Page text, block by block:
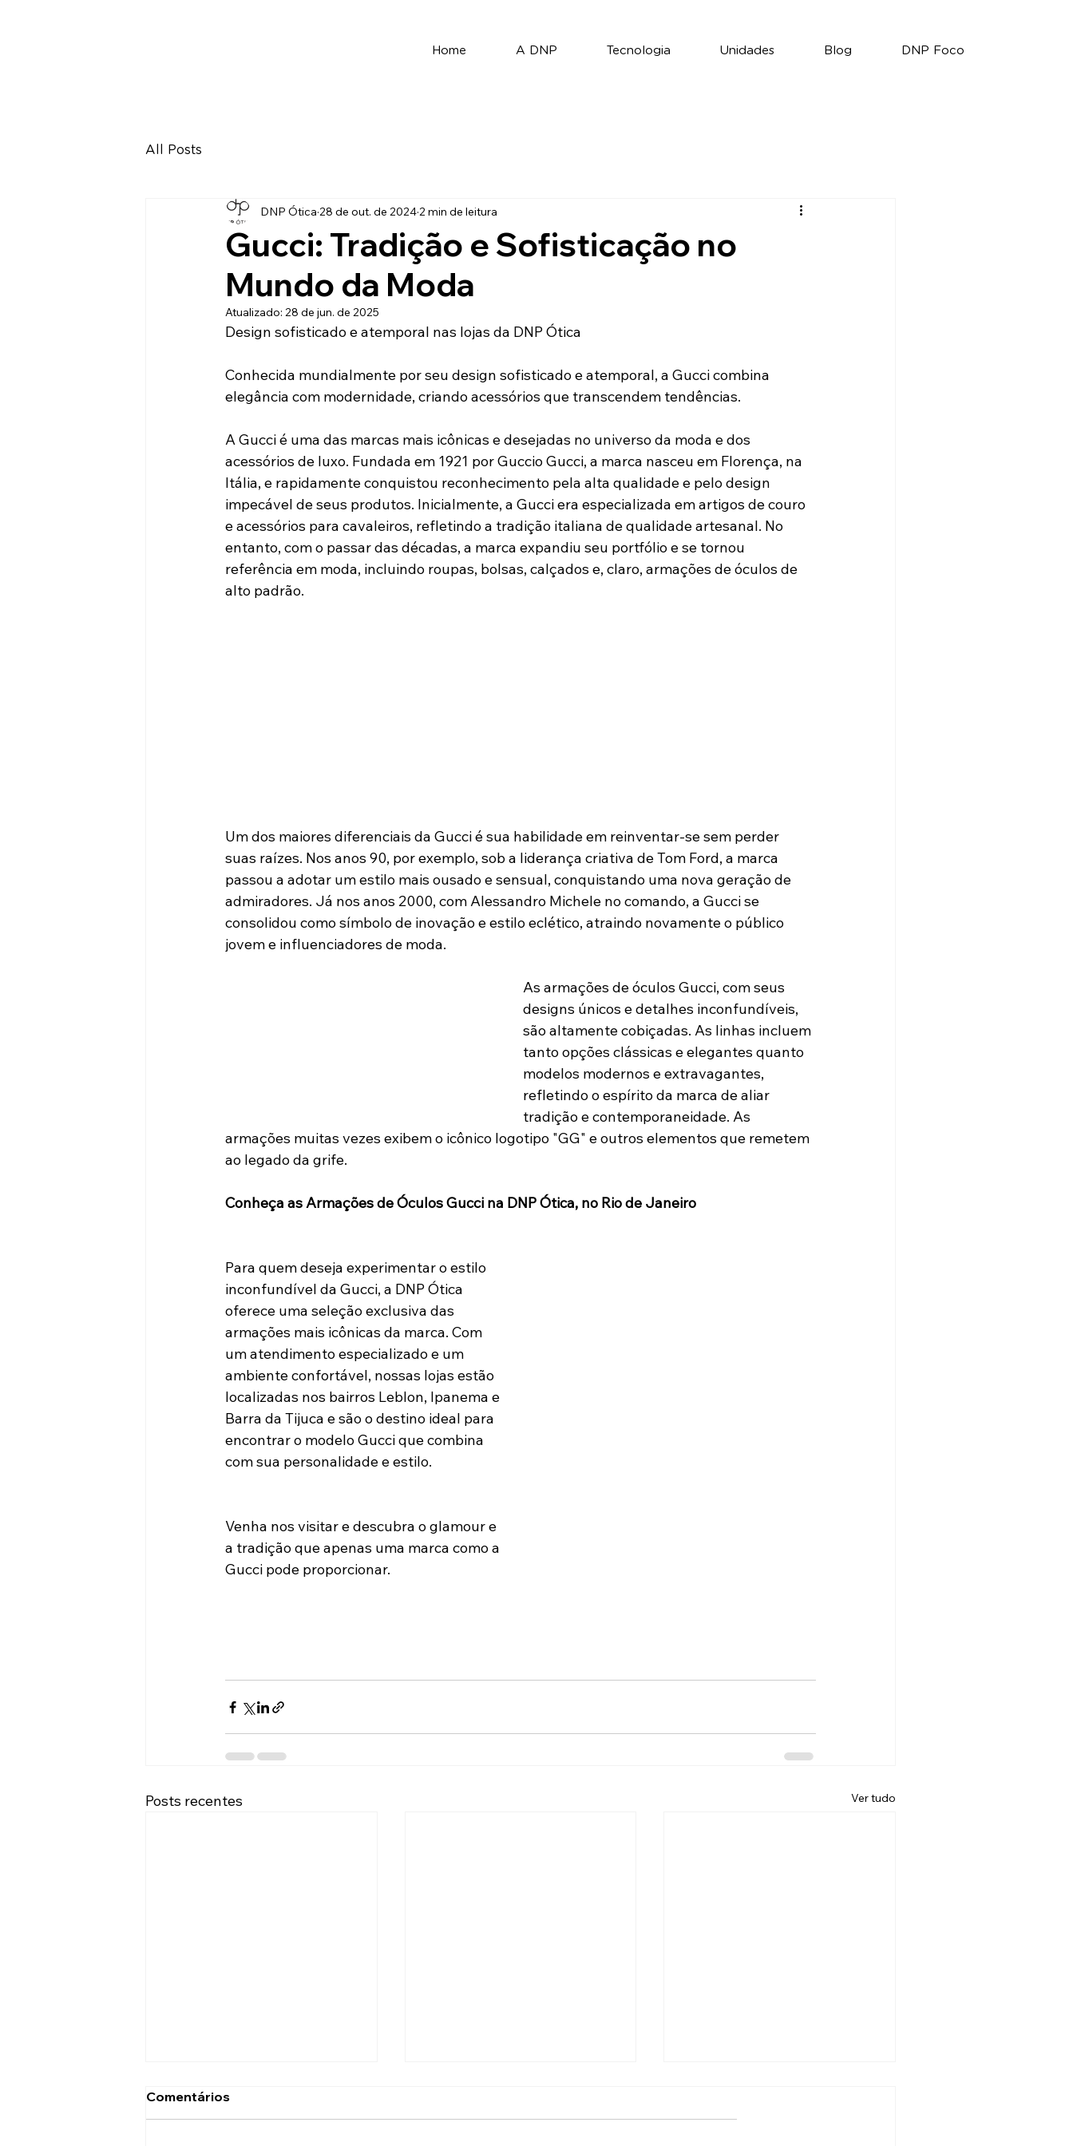
Home A DNP Tecnologia Unidades Blog DNP Foco
All Posts
Gucci: Tradição e Sofisticação no
Mundo da Moda
DNP Ótica 28 de out. de 20242 min de leitura
Atualizado: 28 de jun. de 2025
Design sofisticado e atemporal nas lojas da DNP Ótica
Conhecida mundialmente por seu design sofisticado e atemporal, a Gucci combina
elegância com modernidade, criando acessórios que transcendem tendências.
A Gucci é uma das marcas mais icônicas e desejadas no universo da moda e dos
acessórios de luxo. Fundada em 1921 por Guccio Gucci, a marca nasceu em Florença, na
Itália, e rapidamente conquistou reconhecimento pela alta qualidade e pelo design
impecável de seus produtos. Inicialmente, a Gucci era especializada em artigos de couro
e acessórios para cavaleiros, refletindo a tradição italiana de qualidade artesanal. No
entanto, com o passar das décadas, a marca expandiu seu portfólio e se tornou
referência em moda, incluindo roupas, bolsas, calçados e, claro, armações de óculos de
alto padrão.
Um dos maiores diferenciais da Gucci é sua habilidade em reinventar-se sem perder
suas raízes. Nos anos 90, por exemplo, sob a liderança criativa de Tom Ford, a marca
passou a adotar um estilo mais ousado e sensual, conquistando uma nova geração de
admiradores. Já nos anos 2000, com Alessandro Michele no comando, a Gucci se
consolidou como símbolo de inovação e estilo eclético, atraindo novamente o público
jovem e influenciadores de moda.
As armações de óculos Gucci, com seus
designs únicos e detalhes inconfundíveis,
são altamente cobiçadas. As linhas incluem
tanto opções clássicas e elegantes quanto
modelos modernos e extravagantes,
refletindo o espírito da marca de aliar
tradição e contemporaneidade. As
armações muitas vezes exibem o icônico logotipo "GG" e outros elementos que remetem
ao legado da grife.
Conheça as Armações de Óculos Gucci na DNP Ótica, no Rio de Janeiro
Para quem deseja experimentar o estilo
inconfundível da Gucci, a DNP Ótica
oferece uma seleção exclusiva das
armações mais icônicas da marca. Com
um atendimento especializado e um
ambiente confortável, nossas lojas estão
localizadas nos bairros Leblon, Ipanema e
Barra da Tijuca e são o destino ideal para
encontrar o modelo Gucci que combina
com sua personalidade e estilo.
Venha nos visitar e descubra o glamour e
a tradição que apenas uma marca como a
Gucci pode proporcionar.
Posts recentes Ver tudo
Comentários